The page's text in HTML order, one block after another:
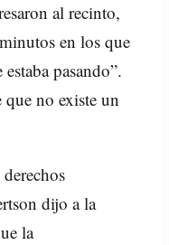
al recinto,
en los que
pasando”.
no existe un
dijo a la
la